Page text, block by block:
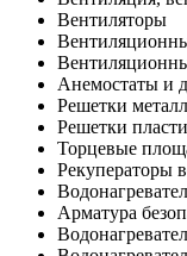
Вентиляторы
Анемостаты и
Решетки
Решетки
Торцевые
Рекуператоры
Арматура